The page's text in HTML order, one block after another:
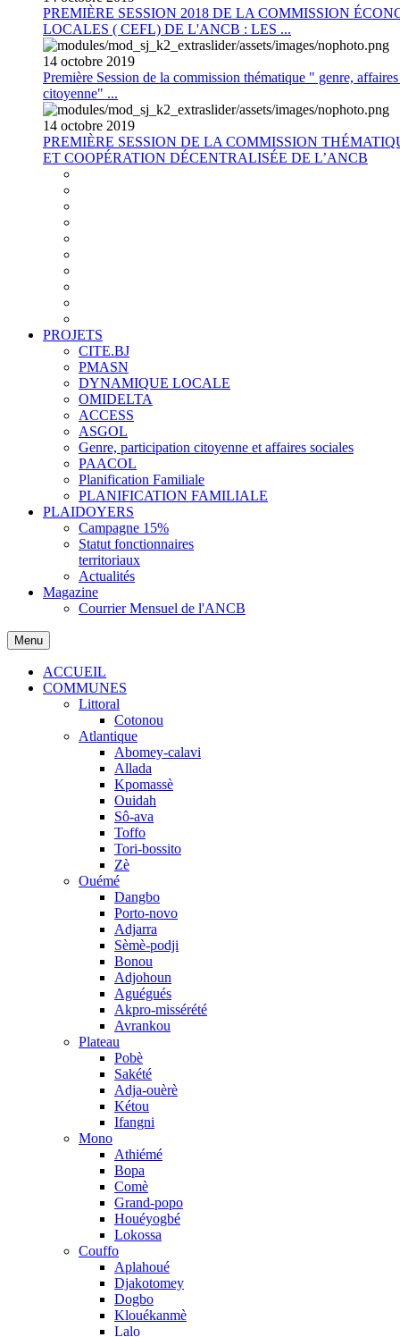
PREMIÈRE SESSION 2018 DE LA COMMISSION
LOCALES ( CEFL) DE L'ANCB : LES ...
14 octobre 2019
Première Session de la commission thématique " genre,
citoyenne" ...
14 octobre 2019
PREMIÈRE SESSION DE LA COMMISSION
ET COOPÉRATION DÉCENTRALISÉE DE L’ANCB
PROJETS
CITE.BJ
PMASN
DYNAMIQUE LOCALE
OMIDELTA
ACCESS
ASGOL
Genre, participation citoyenne et affaires sociales
PAACOL
Planification Familiale
PLANIFICATION FAMILIALE
PLAIDOYERS
Campagne 15%
Statut fonctionnaires
territoriaux
Actualités
Magazine
Courrier Mensuel de l'ANCB
Menu
ACCUEIL
COMMUNES
Littoral
Cotonou
Atlantique
Abomey-calavi
Allada
Kpomassè
Ouidah
Sô-ava
Toffo
Tori-bossito
Zè
Ouémé
Dangbo
Porto-novo
Adjarra
Sèmè-podji
Bonou
Adjohoun
Aguégués
Akpro-missérété
Avrankou
Plateau
Pobè
Sakété
Adja-ouèrè
Kétou
Ifangni
Mono
Athiémé
Bopa
Comè
Grand-popo
Houéyogbé
Lokossa
Couffo
Aplahoué
Djakotomey
Dogbo
Klouékanmè
Lalo